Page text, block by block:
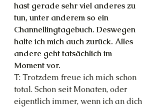
hast gerade sehr viel anderes zu
tun, unter anderem so ein
Channellingtagebuch. Deswegen
halte ich mich auch zurück. Alles
andere geht tatsächlich im
Moment vor.
T: Trotzdem freue ich mich schon
total. Schon seit Monaten, oder
eigentlich immer, wenn ich an dich